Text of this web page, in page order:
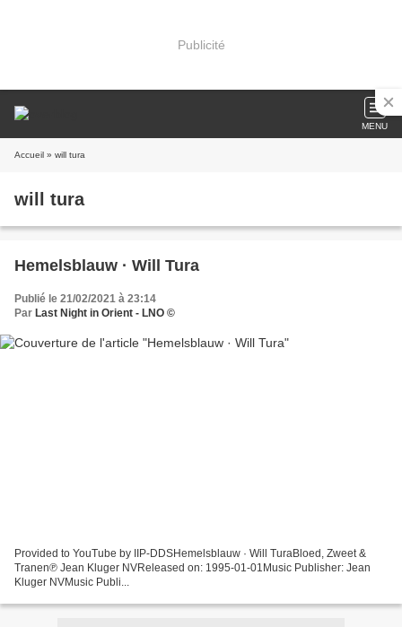
Publicité
MENU
Accueil » will tura
will tura
Hemelsblauw · Will Tura
Publié le 21/02/2021 à 23:14
Par Last Night in Orient - LNO ©
Provided to YouTube by IIP-DDSHemelsblauw · Will TuraBloed, Zweet &
Tranen℗ Jean Kluger NVReleased on: 1995-01-01Music Publisher: Jean
Kluger NVMusic Publi...